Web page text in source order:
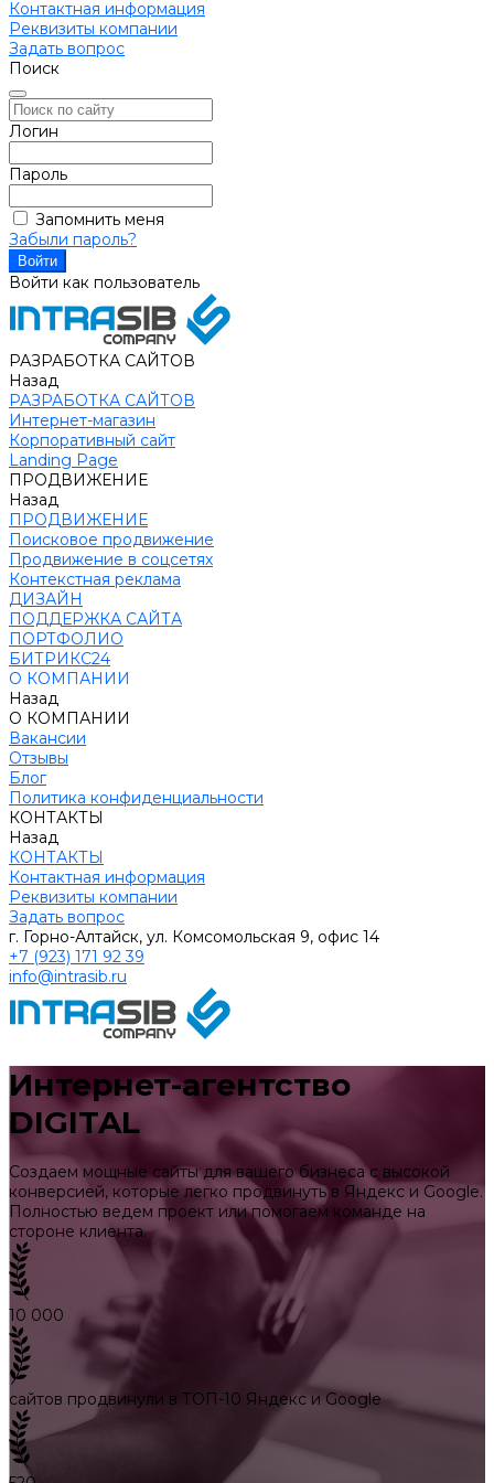
Контактная информация
Реквизиты компании
Задать вопрос
Поиск
Логин
Пароль
Запомнить меня
Забыли пароль?
Войти как пользователь
РАЗРАБОТКА САЙТОВ
Назад
РАЗРАБОТКА САЙТОВ
Интернет-магазин
Корпоративный сайт
Landing Page
ПРОДВИЖЕНИЕ
Назад
ПРОДВИЖЕНИЕ
Поисковое продвижение
Продвижение в соцсетях
Контекстная реклама
ДИЗАЙН
ПОДДЕРЖКА САЙТА
ПОРТФОЛИО
БИТРИКС24
О КОМПАНИИ
Назад
О КОМПАНИИ
Вакансии
Отзывы
Блог
Политика конфиденциальности
КОНТАКТЫ
Назад
КОНТАКТЫ
Контактная информация
Реквизиты компании
Задать вопрос
г. Горно-Алтайск, ул. Комсомольская 9, офис 14
+7 (923) 171 92 39
info@intrasib.ru
Интернет-агентство
DIGITAL
Создаем мощные сайты для вашего бизнеса с высокой
конверсией, которые легко продвинуть в Яндекс и Google.
Полностью ведем проект или помогаем команде на
стороне клиента.
10 000
сайтов продвинули в ТОП-10 Яндекс и Google